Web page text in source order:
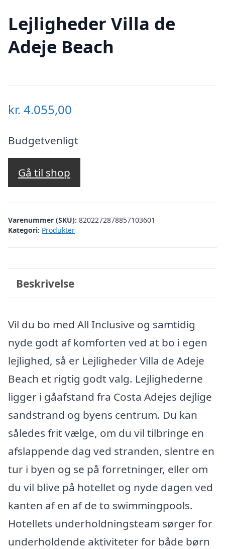
Lejligheder Villa de
Adeje Beach
kr. 4.055,00
Budgetvenligt
Gå til shop
Varenummer (SKU): 8202272878857103601
Kategori: Produkter
Beskrivelse
Vil du bo med All Inclusive og samtidig
nyde godt af komforten ved at bo i egen
lejlighed, så er Lejligheder Villa de Adeje
Beach et rigtig godt valg. Lejlighederne
ligger i gåafstand fra Costa Adejes dejlige
sandstrand og byens centrum. Du kan
således frit vælge, om du vil tilbringe en
afslappende dag ved stranden, slentre en
tur i byen og se på forretninger, eller om
du vil blive på hotellet og nyde dagen ved
kanten af en af de to swimmingpools.
Hotellets underholdningsteam sørger for
underholdende aktiviteter for både børn